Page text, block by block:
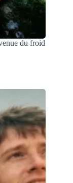
du froid